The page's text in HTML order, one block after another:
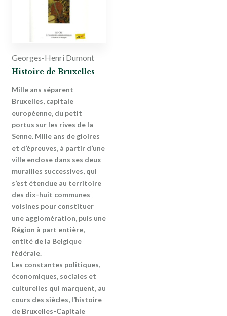
Georges-Henri Dumont
Histoire de Bruxelles
Mille ans séparent
Bruxelles, capitale
européenne, du petit
portus sur les rives de la
Senne. Mille ans de gloires
et d’épreuves, à partir d’une
ville enclose dans ses deux
murailles successives, qui
s’est étendue au territoire
des dix-huit communes
voisines pour constituer
une agglomération, puis une
Région à part entière,
entité de la Belgique
fédérale.
Les constantes politiques,
économiques, sociales et
culturelles qui marquent, au
cours des siècles, l’histoire
de Bruxelles-Capitale